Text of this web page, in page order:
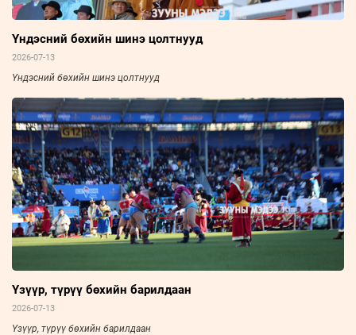
Үндэсний бөхийн шинэ цолтнууд
2026-07-13
Үндэсний бөхийн шинэ цолтнууд
Үзүүр, түрүү бөхийн барилдаан
2026-07-13
Үзүүр, түрүү бөхийн барилдаан